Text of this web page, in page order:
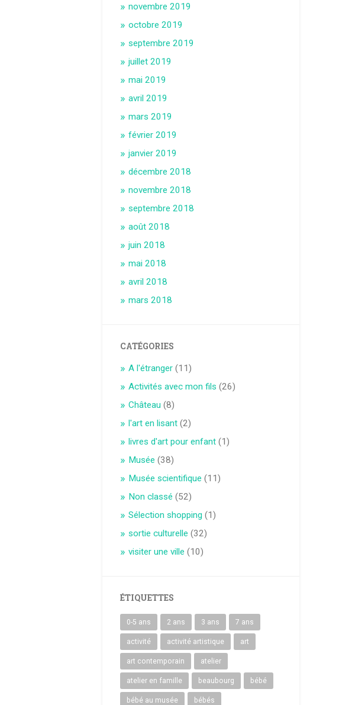
novembre 2019
octobre 2019
septembre 2019
juillet 2019
mai 2019
avril 2019
mars 2019
février 2019
janvier 2019
décembre 2018
novembre 2018
septembre 2018
août 2018
juin 2018
mai 2018
avril 2018
mars 2018
CATÉGORIES
A l'étranger (11)
Activités avec mon fils (26)
Château (8)
l'art en lisant (2)
livres d'art pour enfant (1)
Musée (38)
Musée scientifique (11)
Non classé (52)
Sélection shopping (1)
sortie culturelle (32)
visiter une ville (10)
ÉTIQUETTES
0-5 ans 2 ans 3 ans 7 ans
activité activité artistique art
art contemporain atelier
atelier en famille beaubourg bébé
bébé au musée bébés